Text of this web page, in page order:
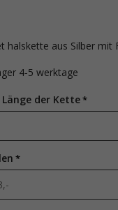
halskette aus Silber
4-5 werktage
der Kette